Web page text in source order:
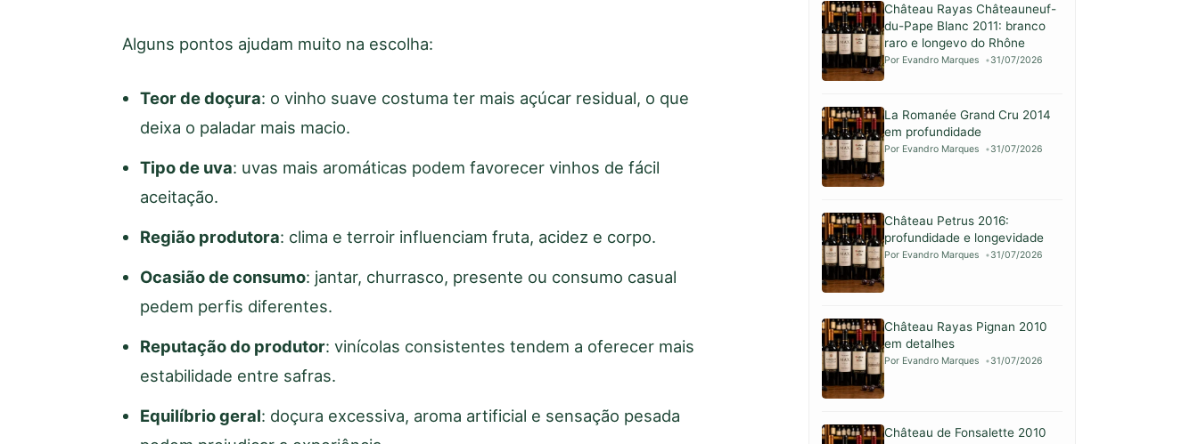
Alguns pontos ajudam muito na escolha:
Teor de doçura: o vinho suave costuma ter mais açúcar residual, o que
deixa o paladar mais macio.
Tipo de uva: uvas mais aromáticas podem favorecer vinhos de fácil
aceitação.
Região produtora: clima e terroir influenciam fruta, acidez e corpo.
Ocasião de consumo: jantar, churrasco, presente ou consumo casual
pedem perfis diferentes.
Reputação do produtor: vinícolas consistentes tendem a oferecer mais
estabilidade entre safras.
Equilíbrio geral: doçura excessiva, aroma artificial e sensação pesada
Château Rayas Châteauneuf-
du-Pape Blanc 2011: branco
raro e longevo do Rhône
Por Evandro Marques 31/07/2026
La Romanée Grand Cru 2014
em profundidade
Por Evandro Marques 31/07/2026
Château Petrus 2016:
profundidade e longevidade
Por Evandro Marques 31/07/2026
Château Rayas Pignan 2010
em detalhes
Por Evandro Marques 31/07/2026
Château de Fonsalette 2010